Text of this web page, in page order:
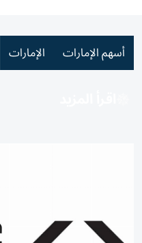
أسهم الإمارات الإمارات